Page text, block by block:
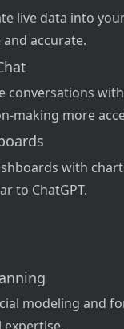
live data into
accurate.
conversations
making more
with
to ChatGPT.
modeling and